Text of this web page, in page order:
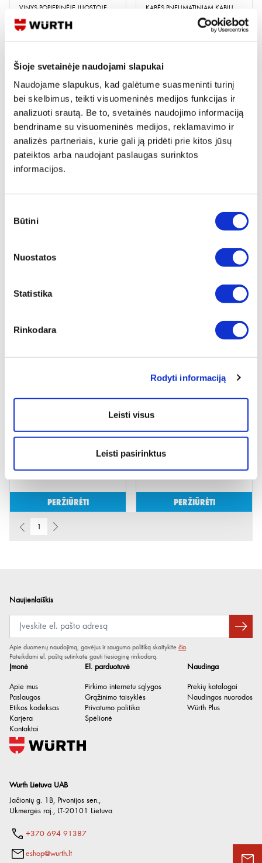
Šioje svetainėje naudojami slapukai
Naudojame slapukus, kad galėtume suasmeninti turinį
bei skelbimus, teikti visuomeninės medijos funkcijas ir
analizuoti srautą. Be to, svetainės naudojimo informaciją
bendriname su visuomeninės medijos, reklamavimo ir
analizės partneriais, kurie gali ją pridėti prie kitos jūsų
pateiktos arba naudojant paslaugas surinktos
informacijos.
pasirinkimas
Būtini
Nuostatos
Statistika
Rinkodara
Rodyti informaciją
Leisti visus
Leisti pasirinktus
VINYS POPIERINĖJE JUOSTOJE
34' RIFLIUOTI C4H
4 variantai
Žiūrėti detaliau
KABĖS PNEUMATINIAM KABIŲ
KALIMO PISTOLETUI
2 variantai
Žiūrėti detaliau
VINYS POPIERINĖJE JUOSTOJE
LYGIOS BE PADENGIMO
Žiūrėti detaliau Žiūrėti detaliau
3,1X90 34' KARŠTAI CINKUOTOS
KABĖ APMUŠALUI S TIPAS
SKABĖS 30MM A2K
Peržiūrėti
VINYS RIFLIUOTI RITINYJE 3,1X90
Peržiūrėti
1
Wurth Lietuva UAB
Jačionių g. 1B, Pivonijos sen.,
Ukmergės raj., LT-20101 Lietuva
+370 694 91387
eshop@wurth.lt
Įmonė
Apie mus
Paslaugos
Etikos kodeksas
Karjera
Kontaktai
El. parduotuvė
Pirkimo internetu sąlygos
Grąžinimo taisyklės
Privatumo politika
Spėlionė
Naudinga
Prekių katalogai
Naudingos nuorodos
Würth Plus
Naujienlaiškis
Apie duomenų naudojimą, gavėjus ir saugumo politiką skaitykite čia.
Pateikdami el. paštą sutinkate gauti tiesioginę rinkodarą.